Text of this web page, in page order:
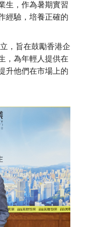
生，作為暑期實習
經驗，培養正確的
，旨在鼓勵香港企
，為年輕人提供在
升他們在市場上的